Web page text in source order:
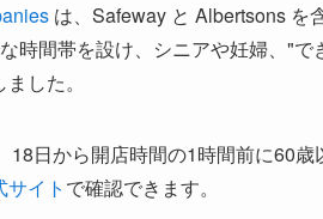
は、Safeway と Albertsons を
時間帯を設け、シニアや妊婦、"
した。
18日から開店時間の1時間前に60
サイト で確認できます。